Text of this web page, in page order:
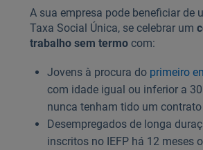
A sua empresa pode beneficiar de
Taxa Social Única, se celebrar um
trabalho sem termocom:
Jovens à procura do primeiro
com idade igual ou inferior a
nunca tenham tido um
Desempregados de longa
inscritos no IEFP há 12 meses